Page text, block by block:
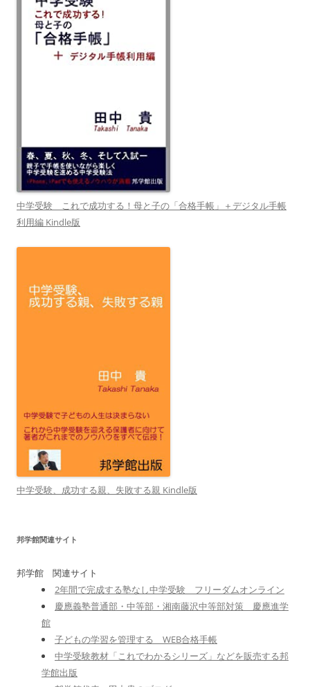
中学受験 これで成功する！母と子の「合格手帳」＋デジタル手帳
利用編 Kindle版
中学受験、成功する親、失敗する親 Kindle版
邦学館関連サイト
邦学館 関連サイト
2年間で完成する塾なし中学受験 フリーダムオンライン
慶應義塾普通部・中等部・湘南藤沢中等部対策 慶應進学
館
子どもの学習を管理する WEB合格手帳
中学受験教材「これでわかるシリーズ」などを販売する邦
学館出版